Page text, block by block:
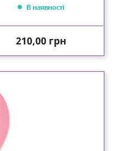
В наявності
Ціна
210,00 грн